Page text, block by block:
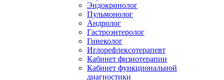
Эндокринолог
Пульмонолог
Андролог
Гастроэнтеролог
Гинеколог
Иглорефлексотерапевт
Кабинет физиотерапии
Кабинет функциональной
диагностики